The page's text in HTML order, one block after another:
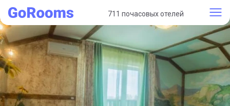
711 почасовых отелей